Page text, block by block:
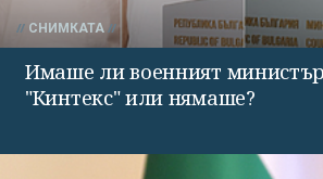
СНИМКАТА
Имаше ли военният
"Кинтекс" или нямаше?